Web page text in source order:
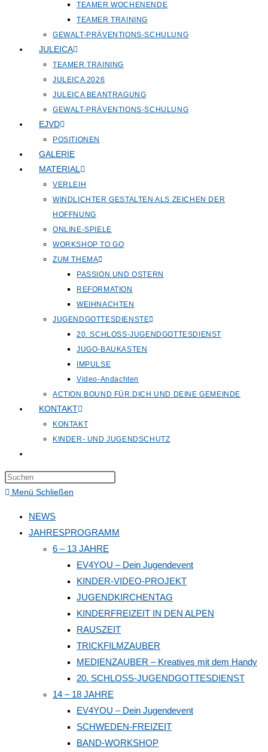
TEAMER WOCHENENDE
TEAMER TRAINING
GEWALT-PRÄVENTIONS-SCHULUNG
JULEICA
TEAMER TRAINING
JULEICA 2026
JULEICA BEANTRAGUNG
GEWALT-PRÄVENTIONS-SCHULUNG
EJVD
POSITIONEN
GALERIE
MATERIAL
VERLEIH
WINDLICHTER GESTALTEN ALS ZEICHEN DER
HOFFNUNG
ONLINE-SPIELE
WORKSHOP TO GO
ZUM THEMA
PASSION UND OSTERN
REFORMATION
WEIHNACHTEN
JUGENDGOTTESDIENSTE
20. SCHLOSS-JUGENDGOTTESDIENST
JUGO-BAUKASTEN
IMPULSE
Video-Andachten
ACTION BOUND FÜR DICH UND DEINE GEMEINDE
KONTAKT
KONTAKT
KINDER- UND JUGENDSCHUTZ
umschalten
the
panel.
Menü Schließen
NEWS
JAHRESPROGRAMM
6 – 13 JAHRE
EV4YOU – Dein Jugendevent
KINDER-VIDEO-PROJEKT
JUGENDKIRCHENTAG
KINDERFREIZEIT IN DEN ALPEN
RAUSZEIT
TRICKFILMZAUBER
MEDIENZAUBER – Kreatives mit dem Handy
20. SCHLOSS-JUGENDGOTTESDIENST
14 – 18 JAHRE
EV4YOU – Dein Jugendevent
SCHWEDEN-FREIZEIT
BAND-WORKSHOP